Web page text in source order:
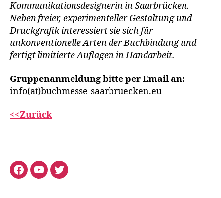
Kommunikationsdesignerin in Saarbrücken.
Neben freier, experimenteller Gestaltung und
Druckgrafik interessiert sie sich für
unkonventionelle Arten der Buchbindung und
fertigt limitierte Auflagen in Handarbeit.
Gruppenanmeldung bitte per Email an:
info(at)buchmesse-saarbruecken.eu
<<Zurück
Facebook
YouTubeTwitter